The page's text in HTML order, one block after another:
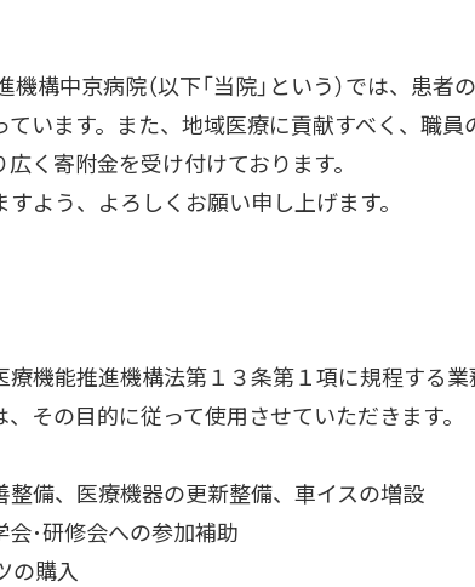
構中京病院（以下「当院」という）では、
います。また、地域医療に貢献すべく、職
く寄附金を受け付けております。
よう、よろしくお願い申し上げます。
機能推進機構法第１３条第１項に規程する
その目的に従って使用させていただきます。
整備、医療機器の更新整備、車イスの増設
会･研修会への参加補助
の購入